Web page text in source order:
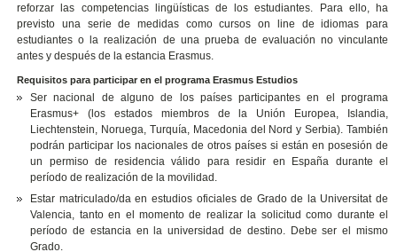
reforzar las competencias lingüísticas de los estudiantes. Para ello, ha
previsto una serie de medidas como cursos on line de idiomas para
estudiantes o la realización de una prueba de evaluación no vinculante
antes y después de la estancia Erasmus.
Requisitos para participar en el programa Erasmus Estudios
Ser nacional de alguno de los países participantes en el programa
Erasmus+ (los estados miembros de la Unión Europea, Islandia,
Liechtenstein, Noruega, Turquía, Macedonia del Nord y Serbia). También
podrán participar los nacionales de otros países si están en posesión de
un permiso de residencia válido para residir en España durante el
período de realización de la movilidad.
Estar matriculado/da en estudios oficiales de Grado de la Universitat de
Valencia, tanto en el momento de realizar la solicitud como durante el
período de estancia en la universidad de destino. Debe ser el mismo
Grado.